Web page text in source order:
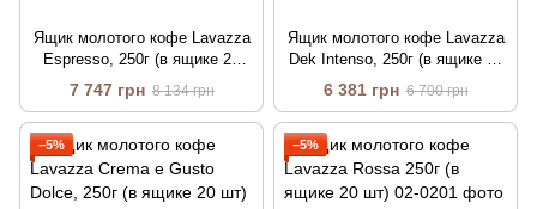
Ящик молотого кофе Lavazza
Espresso, 250г (в ящике 20
7 747 грн 8 134 грн
Ящик молотого кофе Lavazza
Dek Intenso, 250г (в ящике 20
6 381 грн 6 700 грн
−5% −5%